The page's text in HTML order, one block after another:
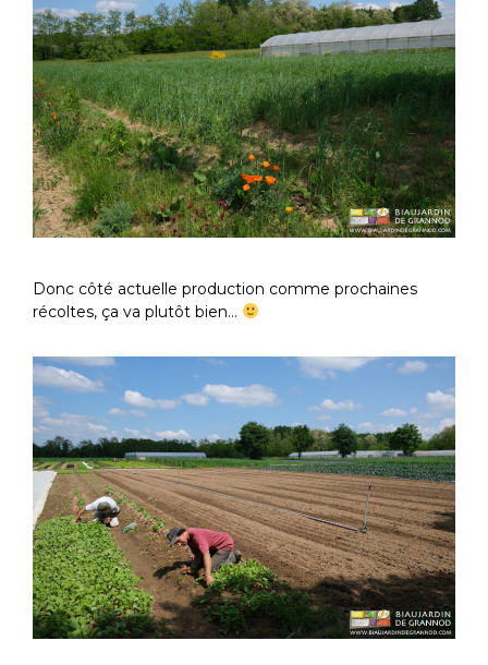
Donc côté actuelle production comme prochaines
récoltes, ça va plutôt bien…